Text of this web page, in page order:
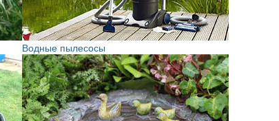
Водные пылесосы